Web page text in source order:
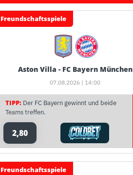
Freundschaftsspiele
Aston Villa - FC Bayern München
07.08.2026 | 14:00
TIPP: Der FC Bayern gewinnt und beide
Teams treffen.
2,80
Freundschaftsspiele